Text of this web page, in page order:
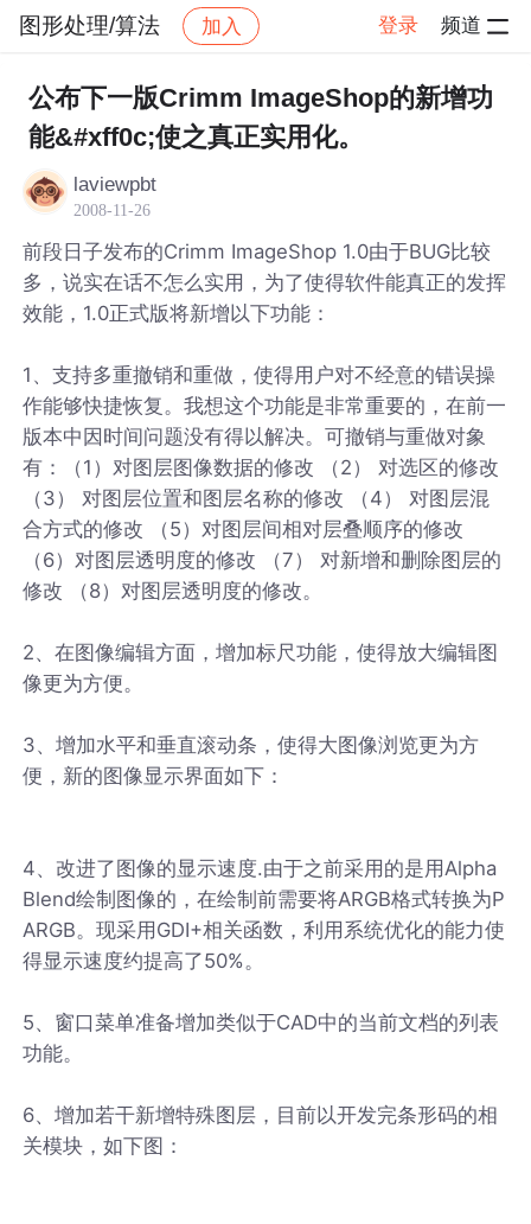
图形处理/算法 加入 登录 频道
社区 图形处理/算法 帖子详情
公布下一版Crimm ImageShop的新增功
能&#xff0c;使之真正实用化。
laviewpbt
2008-11-26
前段日子发布的Crimm ImageShop 1.0由于BUG比较
多，说实在话不怎么实用，为了使得软件能真正的发挥
效能，1.0正式版将新增以下功能：
1、支持多重撤销和重做，使得用户对不经意的错误操
作能够快捷恢复。我想这个功能是非常重要的，在前一
版本中因时间问题没有得以解决。可撤销与重做对象
有：（1）对图层图像数据的修改 （2） 对选区的修改
（3） 对图层位置和图层名称的修改 （4） 对图层混
合方式的修改 （5）对图层间相对层叠顺序的修改
（6）对图层透明度的修改 （7） 对新增和删除图层的
修改 （8）对图层透明度的修改。
2、在图像编辑方面，增加标尺功能，使得放大编辑图
像更为方便。
3、增加水平和垂直滚动条，使得大图像浏览更为方
便，新的图像显示界面如下：
4、改进了图像的显示速度.由于之前采用的是用Alpha
Blend绘制图像的，在绘制前需要将ARGB格式转换为P
ARGB。现采用GDI+相关函数，利用系统优化的能力使
得显示速度约提高了50%。
5、窗口菜单准备增加类似于CAD中的当前文档的列表
功能。
6、增加若干新增特殊图层，目前以开发完条形码的相
关模块，如下图：